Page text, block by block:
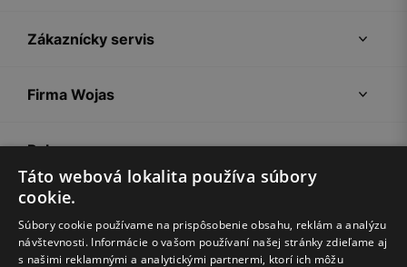
Zákaznícky servis
Firma Wojas
Pokyny
Táto webová lokalita používa súbory
cookie.
Súbory cookie používame na prispôsobenie obsahu, reklám a analýzu
návštevnosti. Informácie o vašom používaní našej stránky zdieľame aj
s našimi reklamnými a analytickými partnermi, ktorí ich môžu